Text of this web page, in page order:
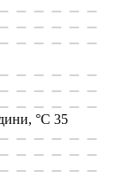
°C 35